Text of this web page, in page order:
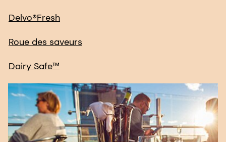
Delvo®Fresh
Roue des saveurs
Dairy Safe™